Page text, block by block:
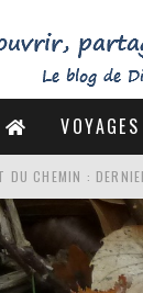
VOYAGES
SAUVAGE À LA
SALANTS DE
SAINT-MICHEL À